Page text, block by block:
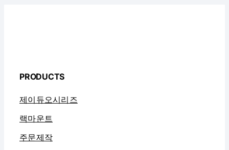
PRODUCTS
제이듀오시리즈
랙마운트
주문제작